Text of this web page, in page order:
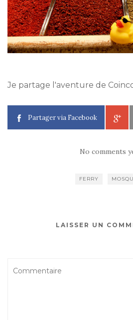
Je partage l'aventure de
Partager via Facebook
No comments
FERRY
LAISSER UN